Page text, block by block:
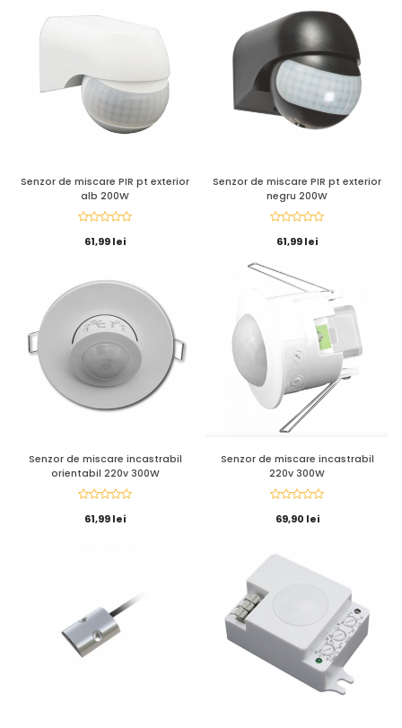
Senzor de miscare PIR pt exterior
alb 200W
61,99 lei
Senzor de miscare PIR pt exterior
negru 200W
61,99 lei
Senzor de miscare incastrabil
orientabil 220v 300W
61,99 lei
Senzor de miscare incastrabil
220v 300W
69,90 lei